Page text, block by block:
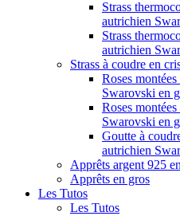
Strass
autrichien
Strass
autrichien
Strass à coudre en
Roses
Swarovski en
Roses
Swarovski en
Goutte à
autrichien
Apprêts argent 925
Apprêts en gros
Les Tutos
Les Tutos